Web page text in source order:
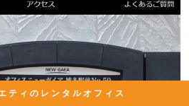
ティのレンタルオフィス